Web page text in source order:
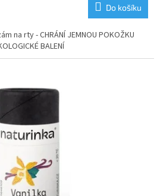
Do košíku
na rty - CHRÁNÍ JEMNOU POKOŽKU
BALENÍ